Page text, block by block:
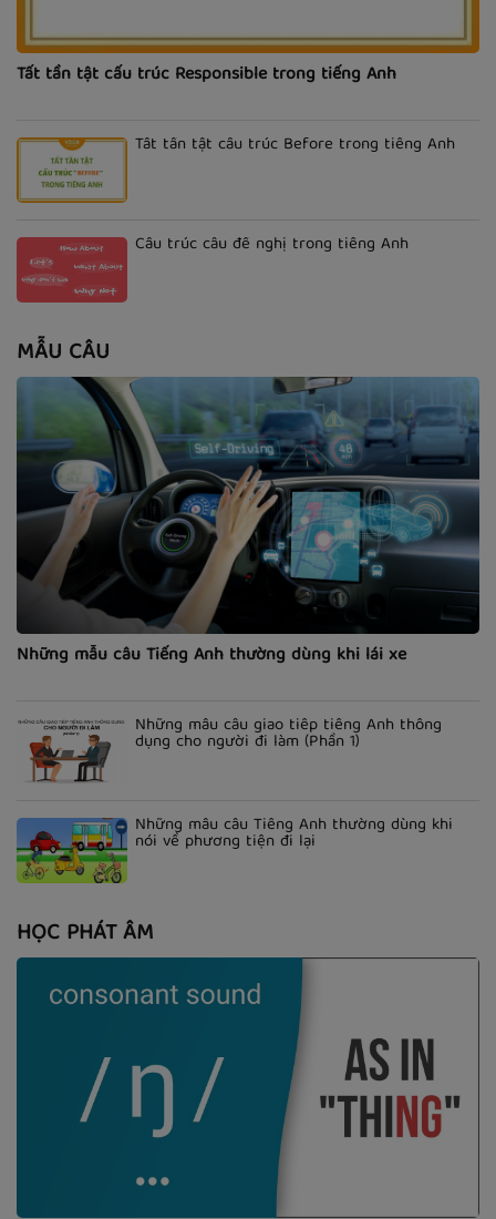
Tất tần tật cấu trúc Responsible trong tiếng Anh
Tất tần tật cấu trúc Before trong tiếng Anh
Cấu trúc câu đề nghị trong tiếng Anh
MẪU CÂU
Những mẫu câu Tiếng Anh thường dùng khi lái xe
Những mẫu câu giao tiếp tiếng Anh thông
dụng cho người đi làm (Phần 1)
Những mẫu câu Tiếng Anh thường dùng khi
nói về phương tiện đi lại
HỌC PHÁT ÂM